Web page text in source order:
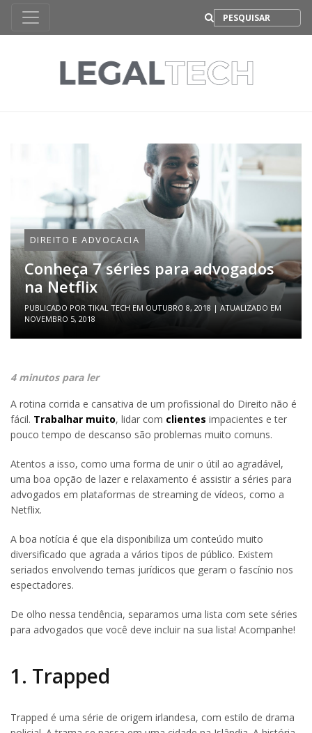
DIREITO E ADVOCACIA
Conheça 7 séries para advogados
na Netflix
PUBLICADO POR TIKAL TECH EM OUTUBRO 8, 2018 | ATUALIZADO EM
NOVEMBRO 5, 2018
4 minutos para ler
A rotina corrida e cansativa de um profissional do Direito não é
fácil. Trabalhar muito, lidar com clientes impacientes e ter
pouco tempo de descanso são problemas muito comuns.
Atentos a isso, como uma forma de unir o útil ao agradável,
uma boa opção de lazer e relaxamento é assistir a séries para
advogados em plataformas de streaming de vídeos, como a
Netflix.
A boa notícia é que ela disponibiliza um conteúdo muito
diversificado que agrada a vários tipos de público. Existem
seriados envolvendo temas jurídicos que geram o fascínio nos
espectadores.
De olho nessa tendência, separamos uma lista com sete séries
para advogados que você deve incluir na sua lista! Acompanhe!
1. Trapped
Trapped é uma série de origem irlandesa, com estilo de drama